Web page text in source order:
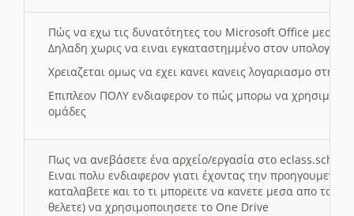
Πώς να εχω τις δυνατότητες του Microsoft Office μεσω
Δηλαδη χωρις να ειναι εγκαταστημμένο στον
Χρειαζεται ομως να εχει κανει κανεις λογαριασμο στη
Επιπλεον ΠΟΛΥ ενδιαφερον το πώς μπορω να
ομάδες
Πως να ανεβάσετε ένα αρχείο/εργασία στο eclass.sch.gr
Ειναι πολυ ενδιαφερον γιατι έχοντας την
καταλαβετε και το τι μπορειτε να κανετε μεσα απο το
θελετε) να χρησιμοποιησετε το One Drive